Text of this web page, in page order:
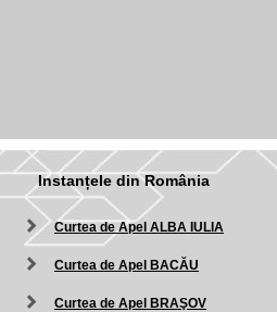
Instanțele din România
Curtea de Apel ALBA IULIA
Curtea de Apel BACĂU
Curtea de Apel BRAŞOV